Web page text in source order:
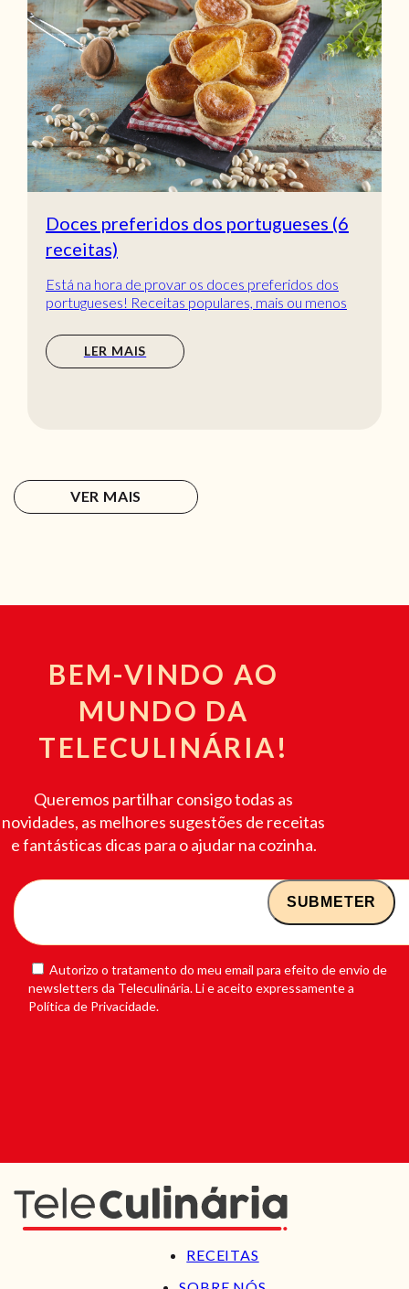
Doces preferidos dos portugueses (6
receitas)
Está na hora de provar os doces preferidos dos
portugueses! Receitas populares, mais ou menos
LER MAIS
VER MAIS
BEM-VINDO AO
MUNDO DA
TELECULINÁRIA!
Queremos partilhar consigo todas as
novidades, as melhores sugestões de receitas
e fantásticas dicas para o ajudar na cozinha.
Autorizo o tratamento do meu email para efeito de envio de
newsletters da Teleculinária. Li e aceito expressamente a
Política de Privacidade.
RECEITAS